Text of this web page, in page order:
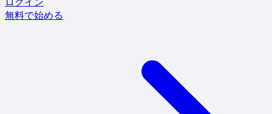
無料で始める